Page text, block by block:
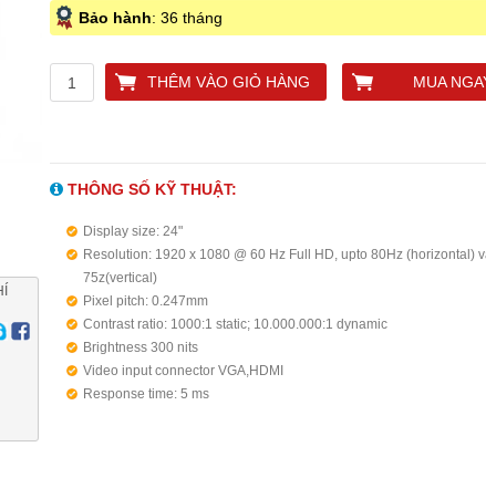
Bảo hành: 36 tháng
THÊM VÀO GIỎ HÀNG MUA
THÔNG SỐ KỸ THUẬT:
Display size: 24"
Resolution: 1920 x 1080 @ 60 Hz Full HD, upto 80Hz (horizontal)
75z(vertical)
Pixel pitch: 0.247mm
Contrast ratio: 1000:1 static; 10.000.000:1 dynamic
Brightness 300 nits
Video input connector VGA,HDMI
Response time: 5 ms